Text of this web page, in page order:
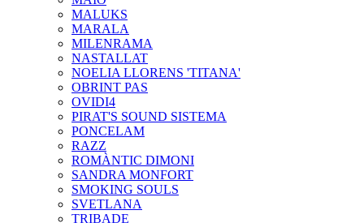
MALUKS
MARALA
MILENRAMA
NASTALLAT
NOELIA LLORENS 'TITANA'
OBRINT PAS
OVIDI4
PIRAT'S SOUND SISTEMA
PONCELAM
RAZZ
ROMÀNTIC DIMONI
SANDRA MONFORT
SMOKING SOULS
SVETLANA
TRIBADE